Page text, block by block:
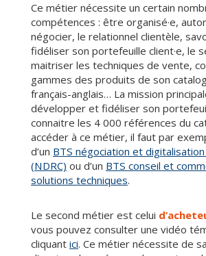
Ce métier nécessite un certain
compétences : être organisé·e,
négocier, le relationnel clientèle,
fidéliser son portefeuille client·e, le
maitriser les techniques de vente,
gammes des produits de son
français-anglais… La mission
développer et fidéliser son
connaitre les 4 000 références du
accéder à ce métier, il faut par
d’un BTS négociation et
(NDRC) ou d’un BTS conseil et
solutions techniques.
Le second métier est celui
vous pouvez consulter une vidéo
cliquant ici. Ce métier nécessite de